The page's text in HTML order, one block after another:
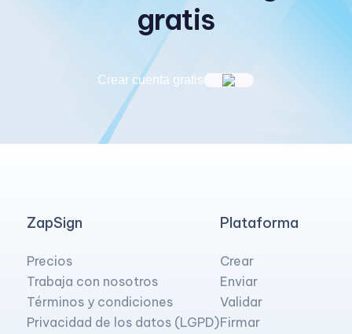
gratis
Crear cuenta gratis
ZapSign
Precios
Trabaja con nosotros
Términos y condiciones
Privacidad de los datos (LGPD)
Plataforma
Crear
Enviar
Validar
Firmar